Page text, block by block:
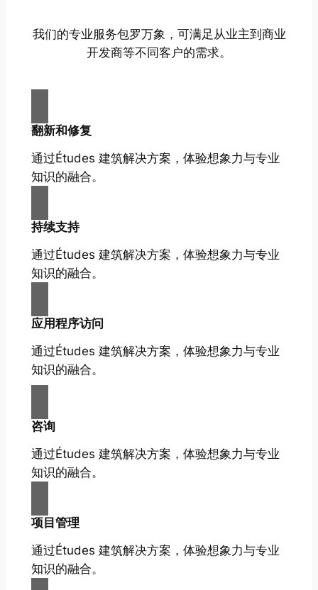
我们的专业服务包罗万象，可满足从业主到商业
开发商等不同客户的需求。
翻新和修复
通过Études 建筑解决方案，体验想象力与专业
知识的融合。
持续支持
通过Études 建筑解决方案，体验想象力与专业
知识的融合。
应用程序访问
通过Études 建筑解决方案，体验想象力与专业
知识的融合。
咨询
通过Études 建筑解决方案，体验想象力与专业
知识的融合。
项目管理
通过Études 建筑解决方案，体验想象力与专业
知识的融合。